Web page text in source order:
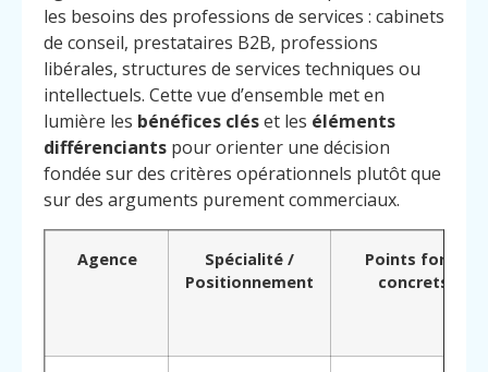
les besoins des professions de services : cabinets
de conseil, prestataires B2B, professions
libérales, structures de services techniques ou
intellectuels. Cette vue d’ensemble met en
lumière les bénéfices cléset les éléments
différenciants pour orienter une décision
fondée sur des critères opérationnels plutôt que
sur des arguments purement commerciaux.
Agence
Spécialité /
Positionnement
Points forts
concrets